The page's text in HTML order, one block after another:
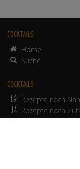
COCKTAILS
Home
Suche
COCKTAILS
Rezepte nach
Rezepte nach
alkoholfreie